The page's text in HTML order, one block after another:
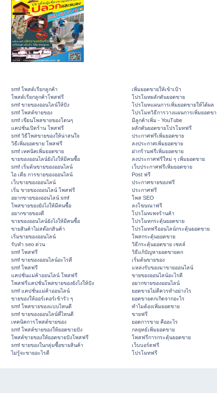
smf โพสต์เรียกลูกค้า
โพสต์เรียกลูกค้าโพสฟรี
smf ขายของออนไลน์ให้ปัง
smf โพสต์ขายของ
smf เขียนโพสขายของโดนๆ
แคปชั่นเปิดร้าน โพสฟรี
smf วิธีโพสขายของให้น่าสนใจ
วิธีเพิ่มยอดขาย โพสฟรี
smf เทคนิคเพิ่มยอดขาย
ขายของออนไลน์ยังไงให้มีคนซื้อ
smf เริ่มต้นขายของออนไลน์
ไอ เดีย การขายของออนไลน์
เว็บขายของออนไลน์
เริ่ม ขายของออนไลน์ โพสฟรี
อยากขายของออนไลน์ smf
โพสขายของยังไงให้มีคนซื้อ
อยากขายของดี
ขายของออนไลน์ยังไงให้มีคนซื้อ
ขายสินค้าไม่สต๊อกสินค้า
เริ่มขายของออนไลน์
รับทำ seo ด่วน
smf โพสฟรี
smf ขายของออนไลน์อะไรดี
smf โพสฟรี
แคปชั่นแม่ค้าออนไลน์ โพสฟรี
โพสฟรีแคปชั่นโพสขายของยังไงให้ปัง
smf แคปชั่นแม่ค้าออนไลน์
ขายของให้ออร์เดอร์เข้ารัว ๆ
smf โพสขายของแบบไหนดี
smf ขายของออนไลน์ที่ไหนดี
เทคนิคการโพสต์ขายของ
smf โพสต์ขายของให้ยอดขายปัง
โพสต์ขายของให้ยอดขายปังโพสฟรี
smf ขายของในกลุ่มซื้อขายสินค้า
ไม่รู้จะขายอะไรดี
เพิ่มยอดขายให้เข้าเป้า
โปรโมทผลักดันยอดขาย
โปรโมทแผนการเพิ่มยอดขายให้ได้ผล
โปรโมทวิธีการวางแผนการเพิ่มยอดข
มีลูกค้าเพิ่ม - YouTube
ผลักดันยอดขายโปรโมทฟรี
ประกาศฟรีเพิ่มยอดขาย
ลงประกาศเพิ่มยอดขาย
ฝากร้านฟรีเพิ่มยอดขาย
ลงประกาศฟรีใหม่ ๆ เพิ่มยอดขาย
เว็บประกาศฟรีเพิ่มยอดขาย
Post ฟรี
ประกาศขายของฟรี
ประกาศฟรี
โพส SEO
ลงโฆษณาฟรี
โปรโมทเพจร้านค้า
โปรโมทกระตุ้นยอดขาย
โปรโมทฟรีออนไลน์กระตุ้นยอดขาย
โพสกระตุ้นยอดขาย
วิธีกระตุ้นยอดขาย เซลล์
วิธีแก้ปัญหายอดขายตก
เริ่มต้นขายของ
แหล่งรับของมาขายออนไลน์
ขายของออนไลน์อะไรดี
อยากขายของออนไลน์
ยอดขายไม่ดีควรทำอย่างไร
ยอดขายตกเกิดจากอะไร
ทำไมต้องเพิ่มยอดขาย
ขายฟรี
ยอดการขาย คืออะไร
กลยุทธ์เพิ่มยอดขาย
โพสฟรีการกระตุ้นยอดขาย
เว็บบอร์ดฟรี
โปรโมทฟรี